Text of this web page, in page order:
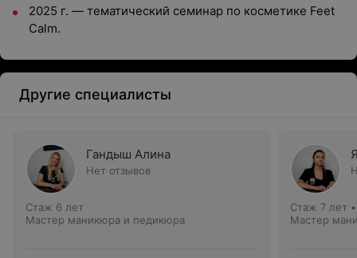
2025 г. — тематический семинар по косметике Feet
Calm.
Другие специалисты
Гандыш Алина
Нет отзывов
Стаж 6 лет
Мастер маникюра и педикюра
Стаж 7 лет
Мастер